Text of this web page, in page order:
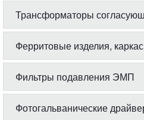
Трансформаторы
Ферритовые изделия,
Фильтры подавления ЭМП
Фотогальванические